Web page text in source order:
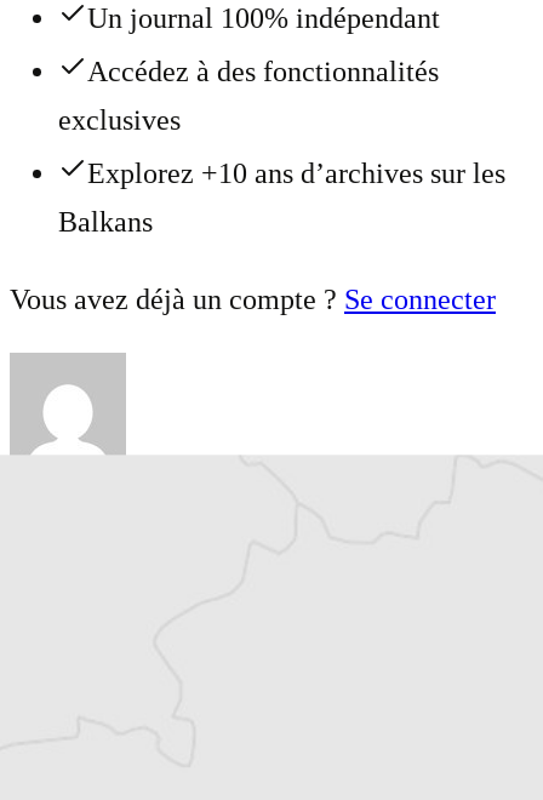
Un journal 100% indépendant
Accédez à des fonctionnalités
exclusives
Explorez +10 ans d’archives sur les
Balkans
Vous avez déjà un compte ? Se connecter